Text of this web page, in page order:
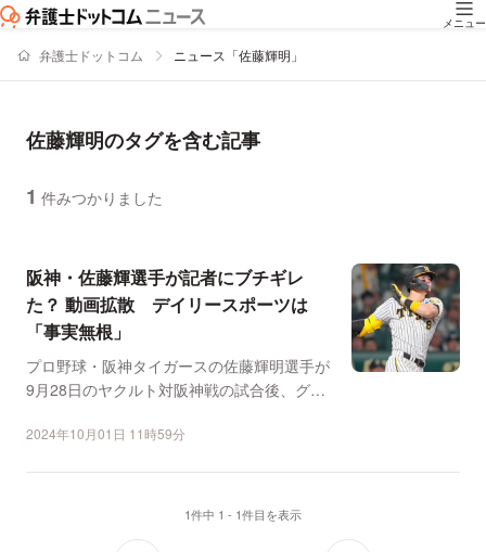
メニュー
弁護士ドットコム ニュース「佐藤輝明」
佐藤輝明のタグを含む記事
1 件みつかりました
阪神・佐藤輝選手が記者にブチギレ
た？ 動画拡散 デイリースポーツは
「事実無根」
プロ野球・阪神タイガースの佐藤輝明選手が
9月28日のヤクルト対阪神戦の試合後、グラ
2024年10月01日 11時59分
1件中 1 - 1件目を表示